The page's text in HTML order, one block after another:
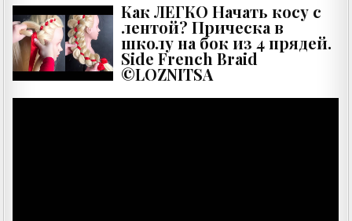
Как ЛЕГКО Начать косу с
лентой? Прическа в
школу на бок из 4 прядей.
Side French Braid
©LOZNITSA